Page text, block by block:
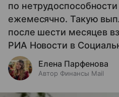
по
ежемесячно. Такую
после шести месяцев
РИА Новости в
Елена Парфенова
Автор Финансы Mail